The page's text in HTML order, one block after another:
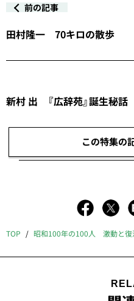
前の記事
田村隆一 70キロの散歩
新村 出 『広辞苑』誕生秘話
この特集の
TOP 昭和100年の100人 激動と復